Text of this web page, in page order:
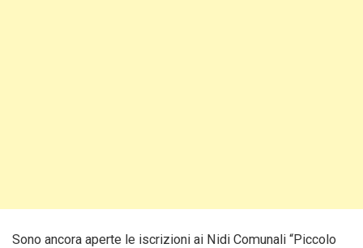
Sono ancora aperte le iscrizioni ai Nidi Comunali “Piccolo